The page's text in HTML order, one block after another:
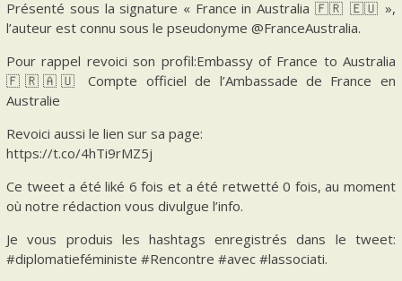
Présenté sous la signature « France in Australia 🇫🇷 🇪🇺 »,
l’auteur est connu sous le pseudonyme @FranceAustralia.
Pour rappel revoici son profil:Embassy of France to Australia
🇫🇷🇦🇺 Compte officiel de l’Ambassade de France en
Australie
Revoici aussi le lien sur sa page:
https://t.co/4hTi9rMZ5j
Ce tweet a été liké 6 fois et a été retwetté 0 fois, au moment
où notre rédaction vous divulgue l’info.
Je vous produis les hashtags enregistrés dans le tweet:
#diplomatieféministe #Rencontre #avec #lassociati.